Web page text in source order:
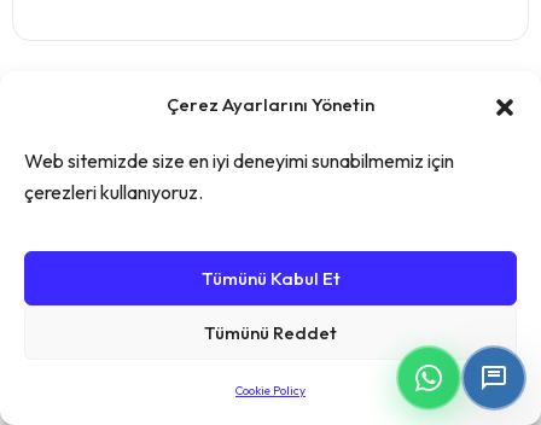
Çerez Ayarlarını Yönetin
Web sitemizde size en iyi deneyimi sunabilmemiz için
çerezleri kullanıyoruz.
Tümünü Kabul Et
Tümünü Reddet
Cookie Policy